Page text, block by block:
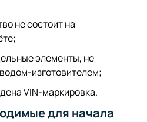
не состоит на
элементы, не
изготовителем;
VIN-маркировка.
для начала